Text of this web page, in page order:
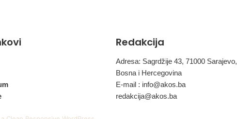
Redakcija
Adresa: Sagrdžije 43, 71000 Sarajevo,
Bosna i Hercegovina
E-mail : info@akos.ba
redakcija@akos.ba